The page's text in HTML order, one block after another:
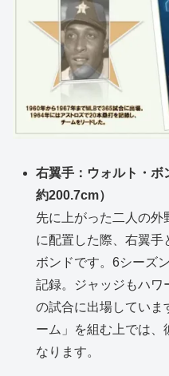
右翼手：ウォルト・ボ
約200.7cm）
先に上がった二人の外
に配置した際、右翼手
ボンドです。6シーズ
記録。ジャッジもハワ
の試合に出場していま
ーム」を組む上では、
なります。